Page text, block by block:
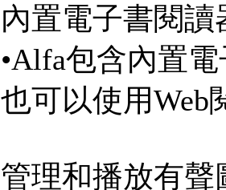
內置電子書閱讀
•Alfa包含內置
也可以使用Web
管理和播放有聲